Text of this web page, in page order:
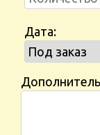
Дата: